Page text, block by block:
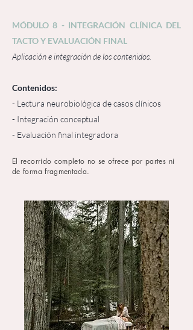
MÓDULO 8 - INTEGRACIÓN CLÍNICA DEL
TACTO Y EVALUACIÓN FINAL
Aplicación e integración de los contenidos.
Contenidos:
- Lectura neurobiológica de casos clínicos
- Integración conceptual
- Evaluación final integradora
El recorrido completo no se ofrece por partes ni
de forma fragmentada.